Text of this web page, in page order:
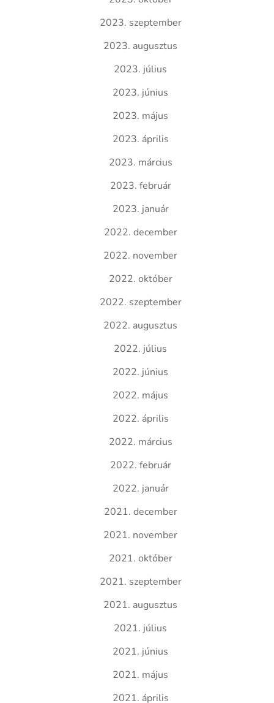
2023. szeptember
2023. augusztus
2023. július
2023. június
2023. május
2023. április
2023. március
2023. február
2023. január
2022. december
2022. november
2022. október
2022. szeptember
2022. augusztus
2022. július
2022. június
2022. május
2022. április
2022. március
2022. február
2022. január
2021. december
2021. november
2021. október
2021. szeptember
2021. augusztus
2021. július
2021. június
2021. május
2021. április